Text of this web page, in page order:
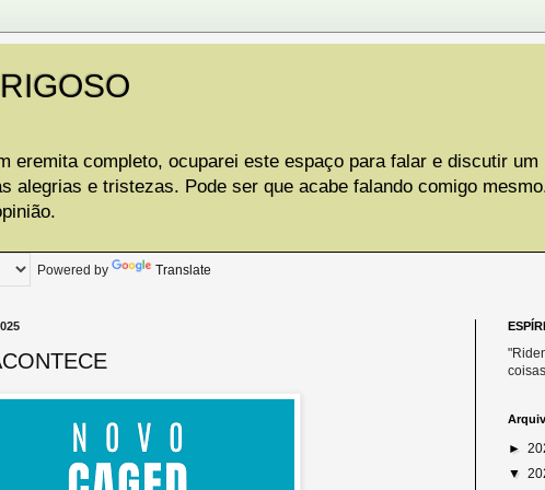
eremita completo, ocuparei este espaço para falar e discutir
alegrias e tristezas. Pode ser que acabe falando comigo
Powered by Translate
►
▼